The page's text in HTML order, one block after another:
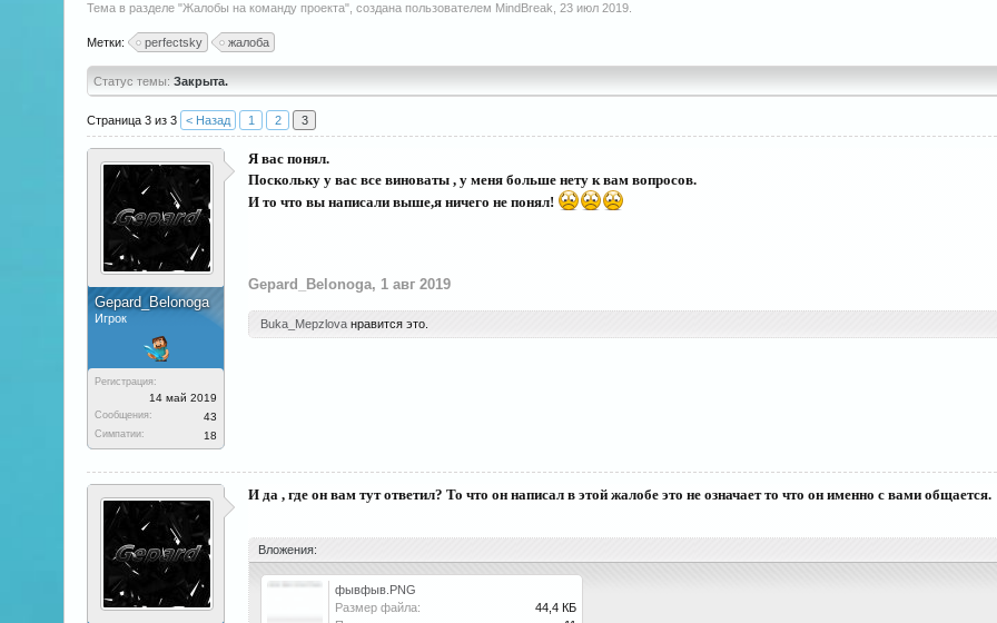
Тема в разделе "Жалобы на команду проекта", создана пользователем MindBreak 23 июл 2019
Метки: perfectsky жалоба
Статус темы: Закрыта.
Страница 3 из 3 < Назад 1 2 3
Gepard_Belonoga
Игрок
Регистрация:
14 май 2019
Сообщения: 43
Симпатии: 18
Я вас понял.
Поскольку у вас все виноваты , у меня больше нету к вам вопросов.
И то что вы написали выше,я ничего не понял!
Gepard_Belonoga, 1 авг 2019
Buka_Mepzlova нравится это.
И да , где он вам тут ответил? То что он написал в этой жалобе это не означает то что он именно с вами общается.
Вложения:
фывфыв.PNG
Размер файла:
44,4 КБ